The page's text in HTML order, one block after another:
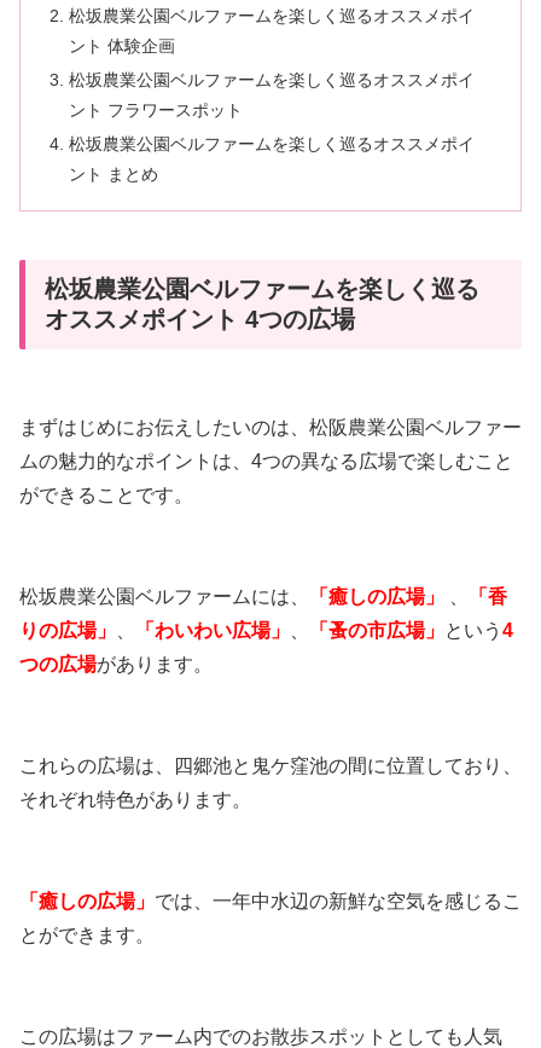
松坂農業公園ベルファームを楽しく巡るオススメポイ
ント 体験企画
松坂農業公園ベルファームを楽しく巡るオススメポイ
ント フラワースポット
松坂農業公園ベルファームを楽しく巡るオススメポイ
ント まとめ
松坂農業公園ベルファームを楽しく巡る
オススメポイント 4つの広場
まずはじめにお伝えしたいのは、松阪農業公園ベルファー
ムの魅力的なポイントは、4つの異なる広場で楽しむこと
ができることです。
松坂農業公園ベルファームには、 「癒しの広場」
「香
りの広場」
「わいわい広場」 「蚤の市広場」 という 4
つの広場があります。
これらの広場は、四郷池と鬼ケ窪池の間に位置しており、
それぞれ特色があります。
「癒しの広場」 では、一年中水辺の新鮮な空気を感じるこ
とができます。
この広場はファーム内でのお散歩スポットとしても人気